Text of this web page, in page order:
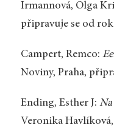
Irmannová, Olga
připravuje se od
Campert, Remco:
Noviny, Praha,
Ending, Esther J:
Veronika